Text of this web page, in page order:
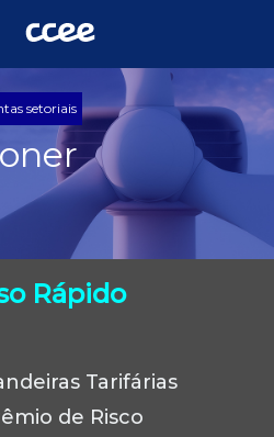
setoriais
Rápido
Tarifárias
de Risco